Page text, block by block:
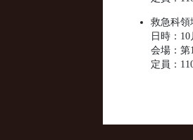
救急科領
日時：
会場：第
定員：